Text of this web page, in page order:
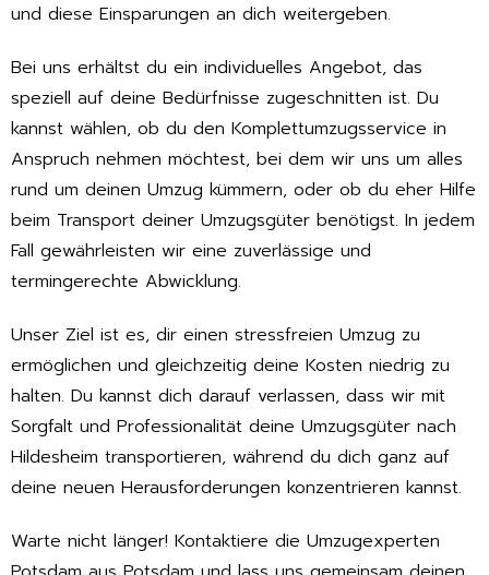
und diese Einsparungen an dich weitergeben.
Bei uns erhältst du ein individuelles Angebot, das
speziell auf deine Bedürfnisse zugeschnitten ist. Du
kannst wählen, ob du den Komplettumzugsservice in
Anspruch nehmen möchtest, bei dem wir uns um alles
rund um deinen Umzug kümmern, oder ob du eher Hilfe
beim Transport deiner Umzugsgüter benötigst. In jedem
Fall gewährleisten wir eine zuverlässige und
termingerechte Abwicklung.
Unser Ziel ist es, dir einen stressfreien Umzug zu
ermöglichen und gleichzeitig deine Kosten niedrig zu
halten. Du kannst dich darauf verlassen, dass wir mit
Sorgfalt und Professionalität deine Umzugsgüter nach
Hildesheim transportieren, während du dich ganz auf
deine neuen Herausforderungen konzentrieren kannst.
Warte nicht länger! Kontaktiere die Umzugexperten